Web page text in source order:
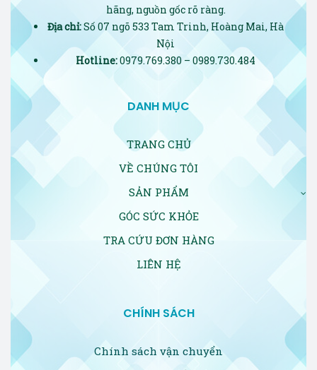
hãng, nguồn gốc rõ ràng.
Địa chỉ:Số 07 ngõ 533 Tam Trinh, Hoàng Mai, Hà
Nội
Hotline:0979.769.380 – 0989.730.484
DANH MỤC
TRANG CHỦ
VỀ CHÚNG TÔI
SẢN PHẨM
GÓC SỨC KHỎE
TRA CỨU ĐƠN HÀNG
LIÊN HỆ
CHÍNH SÁCH
Chính sách vận chuyển